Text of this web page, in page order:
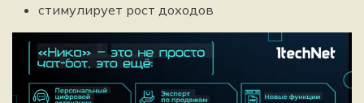
стимулирует рост доходов